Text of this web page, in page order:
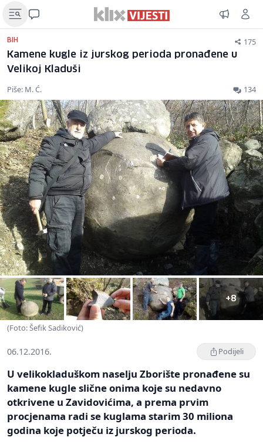
BIH 175
Kamene kugle iz jurskog perioda pronađene u
Velikoj Kladuši
Piše: M. Ć. 134
+8
(Foto: Šefik Sadiković)
06.12.2016. Podijeli
U velikokladuškom naselju Zborište pronađene su
kamene kugle slične onima koje su nedavno
otkrivene u Zavidovićima, a prema prvim
procjenama radi se kuglama starim 30 miliona
godina koje potječu iz jurskog perioda.